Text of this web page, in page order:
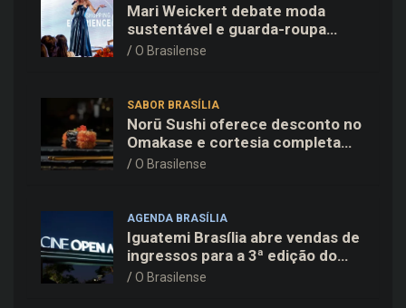
Mari Weickert debate moda
sustentável e guarda-roupa
inteligente no ParkShopping
O Brasilense
SABOR BRASÍLIA
Norū Sushi oferece desconto no
Omakase e cortesia completa
para os pais neste domingo
O Brasilense
AGENDA BRASÍLIA
Iguatemi Brasília abre vendas de
ingressos para a 3ª edição do
Cine Open Air
O Brasilense